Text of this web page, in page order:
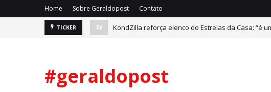
Home Sobre Geraldopost Contato
TICKER KondZilla reforça elenco do Estrelas da Casa: “é
#geraldopost